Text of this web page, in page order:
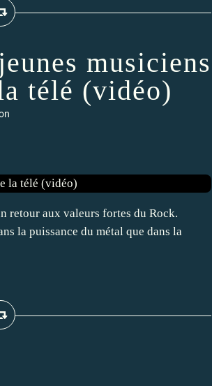
musiciens
télé (vidéo)
retour aux valeurs fortes du Rock.
la puissance du métal que dans la